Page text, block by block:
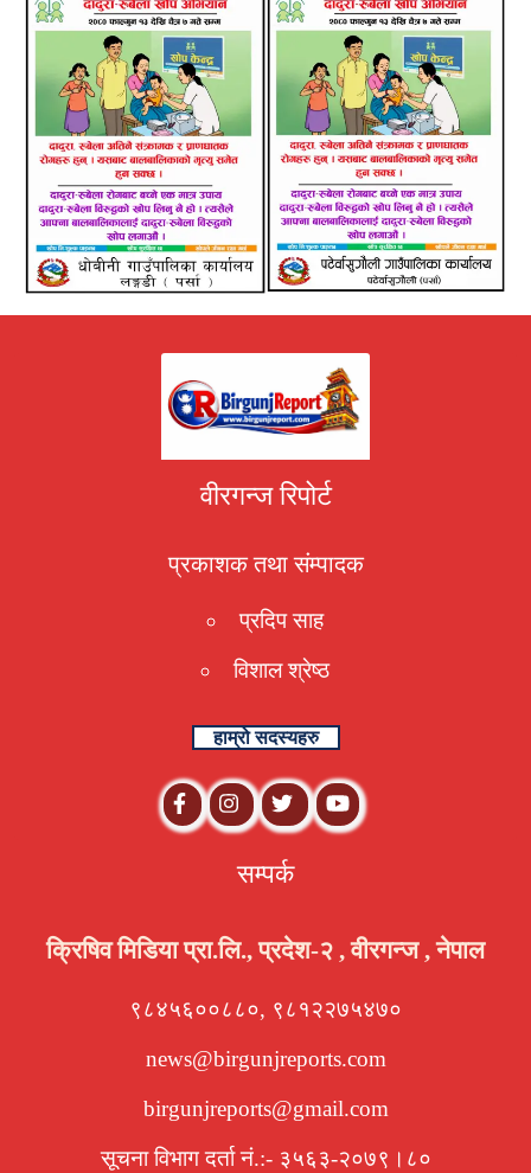
वीरगन्ज रिपोर्ट
प्रकाशक तथा संम्पादक
प्रदिप साह
विशाल श्रेष्ठ
हाम्रो सदस्यहरु
सम्पर्क
क्रिषिव मिडिया प्रा.लि., प्रदेश-२ , वीरगन्ज , नेपाल
९८४५६००८८०, ९८१२२७५४७०
news@birgunjreports.com
birgunjreports@gmail.com
सूचना विभाग दर्ता नं.:- ३५६३-२०७९।८०